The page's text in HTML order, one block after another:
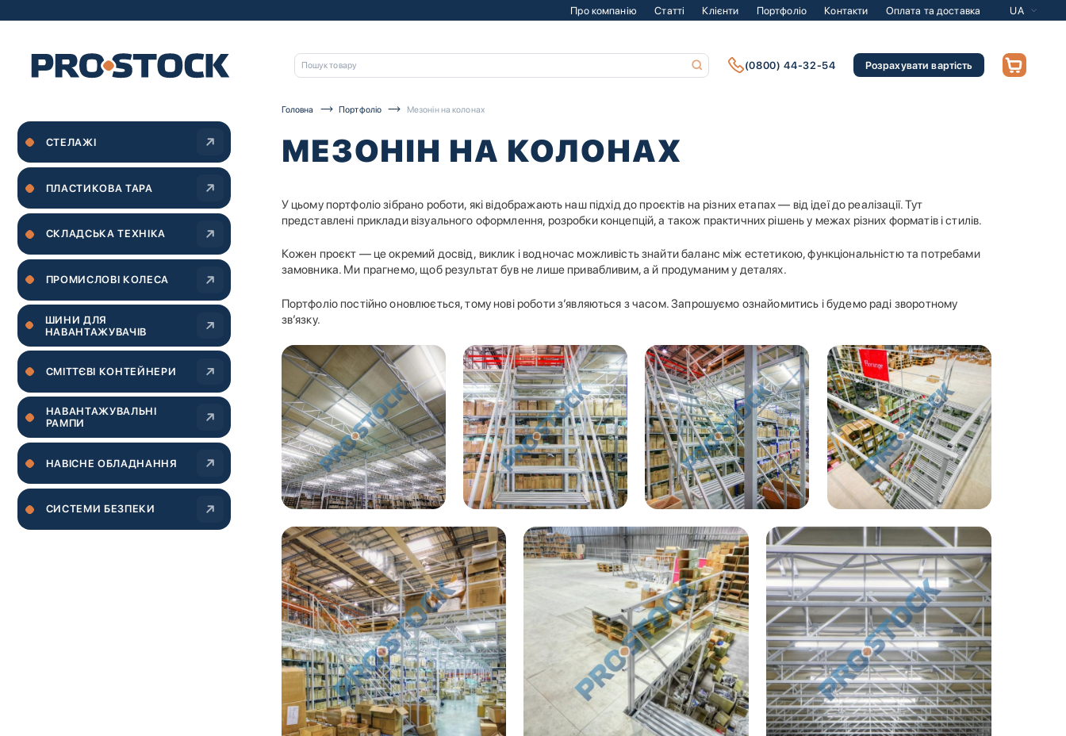
Про компанію Статті Клієнти Портфоліо Контакти Оплата та доставка UA
(0800) 44-32-54 Розрахувати вартість
Головна Портфоліо Мезонін на колонах
МЕЗОНІН НА КОЛОНАХ
У цьому портфоліо зібрано роботи, які відображають наш підхід до проєктів на різних етапах — від ідеї до реалізації. Тут
представлені приклади візуального оформлення, розробки концепцій, а також практичних рішень у межах різних форматів і стилів.
Кожен проєкт — це окремий досвід, виклик і водночас можливість знайти баланс між естетикою, функціональністю та потребами
замовника. Ми прагнемо, щоб результат був не лише привабливим, а й продуманим у деталях.
Портфоліо постійно оновлюється, тому нові роботи з’являються з часом. Запрошуємо ознайомитись і будемо раді зворотному
зв’язку.
СТЕЛАЖІ
ПЛАСТИКОВА ТАРА
СКЛАДСЬКА ТЕХНІКА
ПРОМИСЛОВІ КОЛЕСА
ШИНИ ДЛЯ
НАВАНТАЖУВАЧІВ
CМІТТЄВІ КОНТЕЙНЕРИ
НАВАНТАЖУВАЛЬНІ
РАМПИ
НАВІСНЕ ОБЛАДНАННЯ
СИСТЕМИ БЕЗПЕКИ